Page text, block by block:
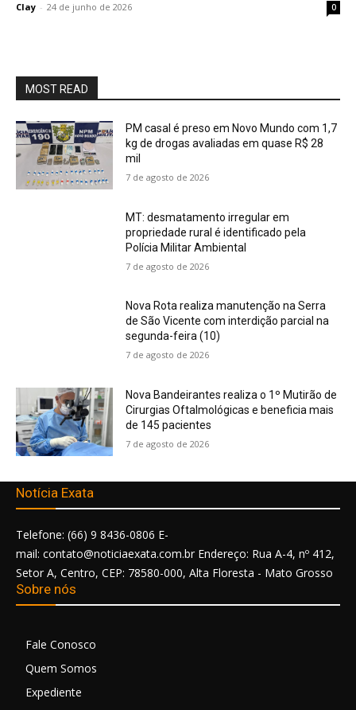
Clay - 24 de junho de 2026 0
MOST READ
PM casal é preso em Novo Mundo com 1,7
kg de drogas avaliadas em quase R$ 28
mil
7 de agosto de 2026
MT: desmatamento irregular em
propriedade rural é identificado pela
Polícia Militar Ambiental
7 de agosto de 2026
Nova Rota realiza manutenção na Serra
de São Vicente com interdição parcial na
segunda-feira (10)
7 de agosto de 2026
Nova Bandeirantes realiza o 1º Mutirão de
Cirurgias Oftalmológicas e beneficia mais
de 145 pacientes
7 de agosto de 2026
Notícia Exata
Telefone: (66) 9 8436-0806 E-
mail: contato@noticiaexata.com.br Endereço: Rua A-4, nº 412,
Setor A, Centro, CEP: 78580-000, Alta Floresta - Mato Grosso
Sobre nós
Fale Conosco
Quem Somos
Expediente